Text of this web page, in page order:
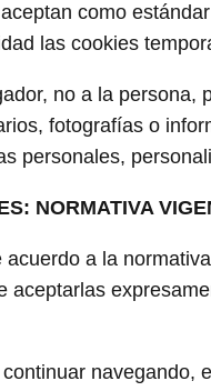
como
las cookies
no a la
fotografías o
personales,
NORMATIVA
a la
aceptarlas